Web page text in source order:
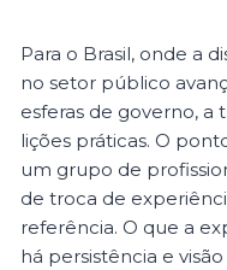
Para o Brasil, onde a
no setor público
esferas de governo, a
lições práticas. O
um grupo de
de troca de
referência. O que a
há persistência e